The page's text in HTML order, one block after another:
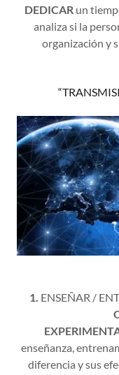
DEDICAR un
analiza si la
organización y
1. ENSEÑAR /
enseñanza,
diferencia y sus